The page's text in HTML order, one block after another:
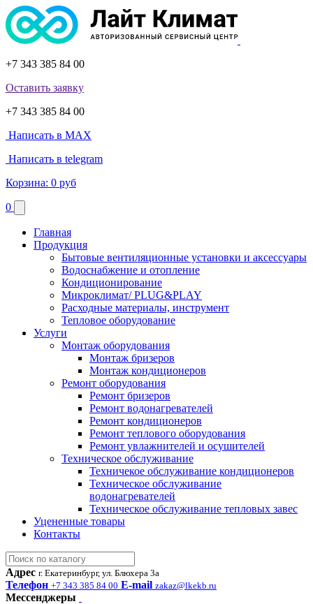
+7 343 385 84 00
Оставить заявку
+7 343 385 84 00
Написать в MAX
Написать в telegram
Корзина: 0 руб
0
Главная
Продукция
Бытовые вентиляционные установки и аксессуары
Водоснабжение и отопление
Кондиционирование
Микроклимат/ PLUG&PLAY
Расходные материалы, инструмент
Тепловое оборудование
Услуги
Монтаж оборудования
Монтаж бризеров
Монтаж кондиционеров
Ремонт оборудования
Ремонт бризеров
Ремонт водонагревателей
Ремонт кондиционеров
Ремонт теплового оборудования
Ремонт увлажнителей и осушителей
Техническое обслуживание
Техничекое обслуживание кондиционеров
Техническое обслуживание
водонагревателей
Техническое обслуживание тепловых завес
Уцененные товары
Контакты
Адрес г. Екатеринбург, ул. Блюхера 3а
Телефон +7 343 385 84 00 E-mail zakaz@lkekb.ru
Мессенджеры